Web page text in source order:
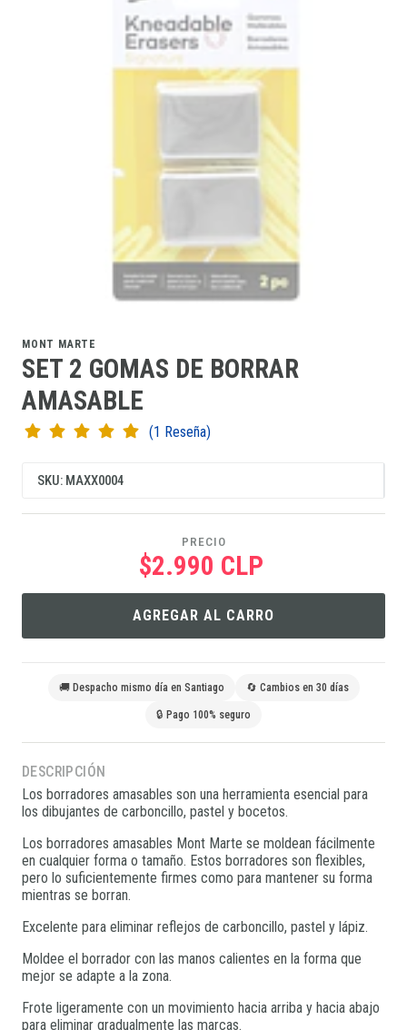
MONT MARTE
SET 2 GOMAS DE BORRAR
AMASABLE
(1 Reseña)
SKU: MAXX0004
PRECIO
$2.990 CLP
AGREGAR AL CARRO
🚚 Despacho mismo día en Santiago 🔄 Cambios en 30 días
🔒 Pago 100% seguro
DESCRIPCIÓN
Los borradores amasables son una herramienta esencial para
los dibujantes de carboncillo, pastel y bocetos.
Los borradores amasables Mont Marte se moldean fácilmente
en cualquier forma o tamaño. Estos borradores son flexibles,
pero lo suficientemente firmes como para mantener su forma
mientras se borran.
Excelente para eliminar reflejos de carboncillo, pastel y lápiz.
Moldee el borrador con las manos calientes en la forma que
mejor se adapte a la zona.
Frote ligeramente con un movimiento hacia arriba y hacia abajo
para eliminar gradualmente las marcas.